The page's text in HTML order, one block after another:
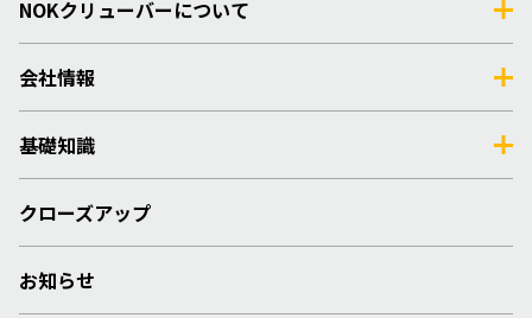
NOKクリューバーについて
会社情報
基礎知識
クローズアップ
お知らせ